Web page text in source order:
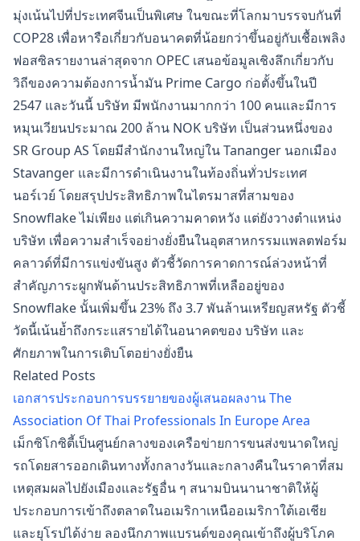
มุ่งเน้นไปที่ประเทศจีนเป็นพิเศษ ในขณะที่โลกมาบรรจบกันที่
COP28 เพื่อหารือเกี่ยวกับอนาคตที่น้อยกว่าขึ้นอยู่กับเชื้อเพลิง
ฟอสซิลรายงานล่าสุดจาก OPEC เสนอข้อมูลเชิงลึกเกี่ยวกับ
วิถีของความต้องการน้ำมัน Prime Cargo ก่อตั้งขึ้นในปี
2547 และวันนี้ บริษัท มีพนักงานมากกว่า 100 คนและมีการ
หมุนเวียนประมาณ 200 ล้าน NOK บริษัท เป็นส่วนหนึ่งของ
SR Group AS โดยมีสำนักงานใหญ่ใน Tananger นอกเมือง
Stavanger และมีการดำเนินงานในท้องถิ่นทั่วประเทศ
นอร์เวย์ โดยสรุปประสิทธิภาพในไตรมาสที่สามของ
Snowflake ไม่เพียง แต่เกินความคาดหวัง แต่ยังวางตำแหน่ง
บริษัท เพื่อความสำเร็จอย่างยั่งยืนในอุตสาหกรรมแพลตฟอร์ม
คลาวด์ที่มีการแข่งขันสูง ตัวชี้วัดการคาดการณ์ล่วงหน้าที่
สำคัญภาระผูกพันด้านประสิทธิภาพที่เหลืออยู่ของ
Snowflake นั้นเพิ่มขึ้น 23% ถึง 3.7 พันล้านเหรียญสหรัฐ ตัวชี้
วัดนี้เน้นย้ำถึงกระแสรายได้ในอนาคตของ บริษัท และ
ศักยภาพในการเติบโตอย่างยั่งยืน
Related Posts
เอกสารประกอบการบรรยายของผู้เสนอผลงาน The
Association Of Thai Professionals In Europe Area
เม็กซิโกซิตี้เป็นศูนย์กลางของเครือข่ายการขนส่งขนาดใหญ่
รถโดยสารออกเดินทางทั้งกลางวันและกลางคืนในราคาที่สม
เหตุสมผลไปยังเมืองและรัฐอื่น ๆ สนามบินนานาชาติให้ผู้
ประกอบการเข้าถึงตลาดในอเมริกาเหนืออเมริกาใต้เอเชีย
และยุโรปได้ง่าย ลองนึกภาพแบรนด์ของคุณเข้าถึงผู้บริโภค